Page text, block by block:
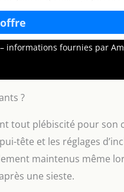
(Système L.S.P.),
tête réglable en hauteur sur
Système de
voiture avec la ceinture de
Dimensions (LxlxH) :
: Beach Blue
informations fournies par
?
tout plébiscité pour son
tête et les réglages
maintenus même
une sieste.